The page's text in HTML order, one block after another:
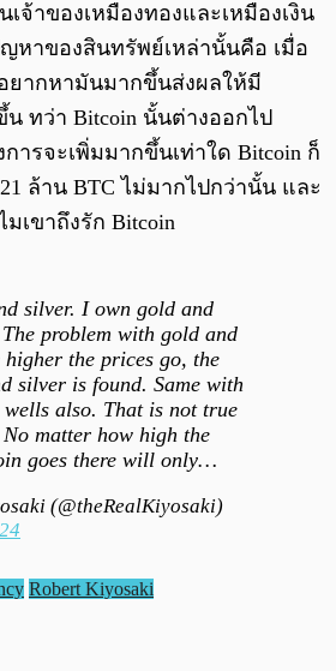
เจ้าของเหมืองทองและเหมืองเงิน
หาของสินทรัพย์เหล่านั้นคือ เมื่อ
ากหามันมากขึ้นส่งผลให้มี
ทว่า Bitcoin นั้นต่างออกไป
ารจะเพิ่มมากขึ้นเท่าใด Bitcoin ก็
ล้าน BTC ไม่มากไปกว่านั้น และ
เขาถึงรัก Bitcoin
silver. I own gold and
problem with gold and
the prices go, the
silver is found. Same with
also. That is not true
matter how high the
goes there will only…
(@theRealKiyosaki)
Robert Kiyosaki